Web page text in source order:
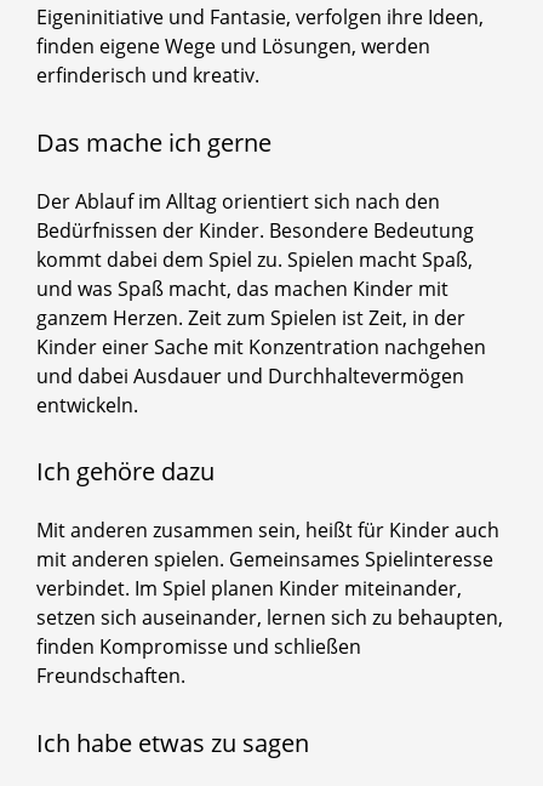
Eigeninitiative und Fantasie, verfolgen ihre Ideen,
finden eigene Wege und Lösungen, werden
erfinderisch und kreativ.
Das mache ich gerne
Der Ablauf im Alltag orientiert sich nach den
Bedürfnissen der Kinder. Besondere Bedeutung
kommt dabei dem Spiel zu. Spielen macht Spaß,
und was Spaß macht, das machen Kinder mit
ganzem Herzen. Zeit zum Spielen ist Zeit, in der
Kinder einer Sache mit Konzentration nachgehen
und dabei Ausdauer und Durchhaltevermögen
entwickeln.
Ich gehöre dazu
Mit anderen zusammen sein, heißt für Kinder auch
mit anderen spielen. Gemeinsames Spielinteresse
verbindet. Im Spiel planen Kinder miteinander,
setzen sich auseinander, lernen sich zu behaupten,
finden Kompromisse und schließen
Freundschaften.
Ich habe etwas zu sagen